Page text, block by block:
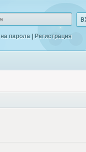
парола | Регистрация